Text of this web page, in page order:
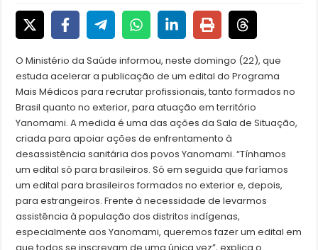
O Ministério da Saúde informou, neste domingo (22), que
estuda acelerar a publicação de um edital do Programa
Mais Médicos para recrutar profissionais, tanto formados no
Brasil quanto no exterior, para atuação em território
Yanomami. A medida é uma das ações da Sala de Situação,
criada para apoiar ações de enfrentamento à
desassistência sanitária dos povos Yanomami. “Tínhamos
um edital só para brasileiros. Só em seguida que faríamos
um edital para brasileiros formados no exterior e, depois,
para estrangeiros. Frente à necessidade de levarmos
assistência à população dos distritos indígenas,
especialmente aos Yanomami, queremos fazer um edital em